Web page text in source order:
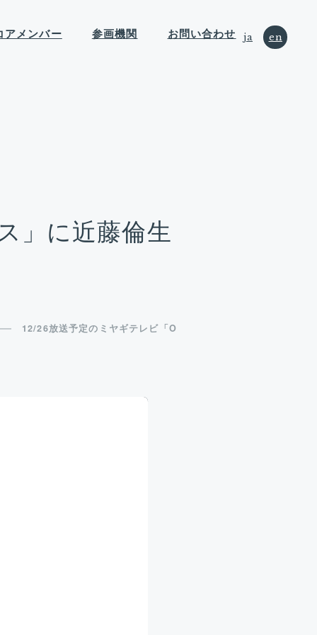
アメンバー 参画機関 お問い合わせ ja en
」に近藤倫生
12/26放送予定のミヤギテレビ「OH!バンデス」に近藤倫生拠点